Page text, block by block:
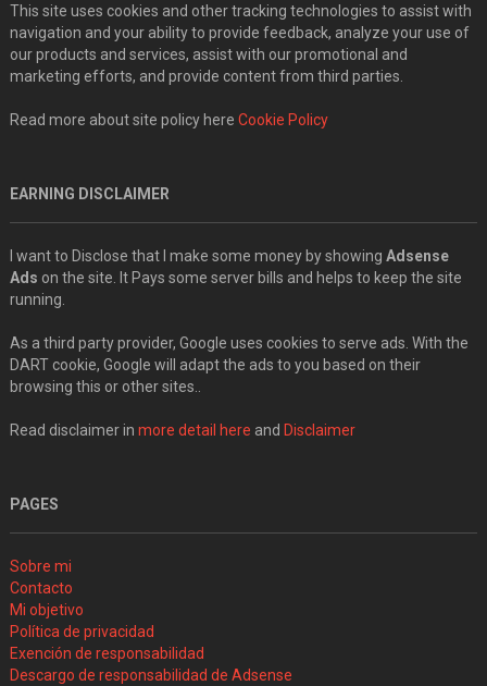
This site uses cookies and other tracking technologies to assist with
navigation and your ability to provide feedback, analyze your use of
our products and services, assist with our promotional and
marketing efforts, and provide content from third parties.
Read more about site policy here Cookie Policy
EARNING DISCLAIMER
I want to Disclose that I make some money by showing Adsense
Ads on the site. It Pays some server bills and helps to keep the site
running.
As a third party provider, Google uses cookies to serve ads. With the
DART cookie, Google will adapt the ads to you based on their
browsing this or other sites..
Read disclaimer in more detail here and Disclaimer
PAGES
Sobre mi
Contacto
Mi objetivo
Política de privacidad
Exención de responsabilidad
Descargo de responsabilidad de Adsense